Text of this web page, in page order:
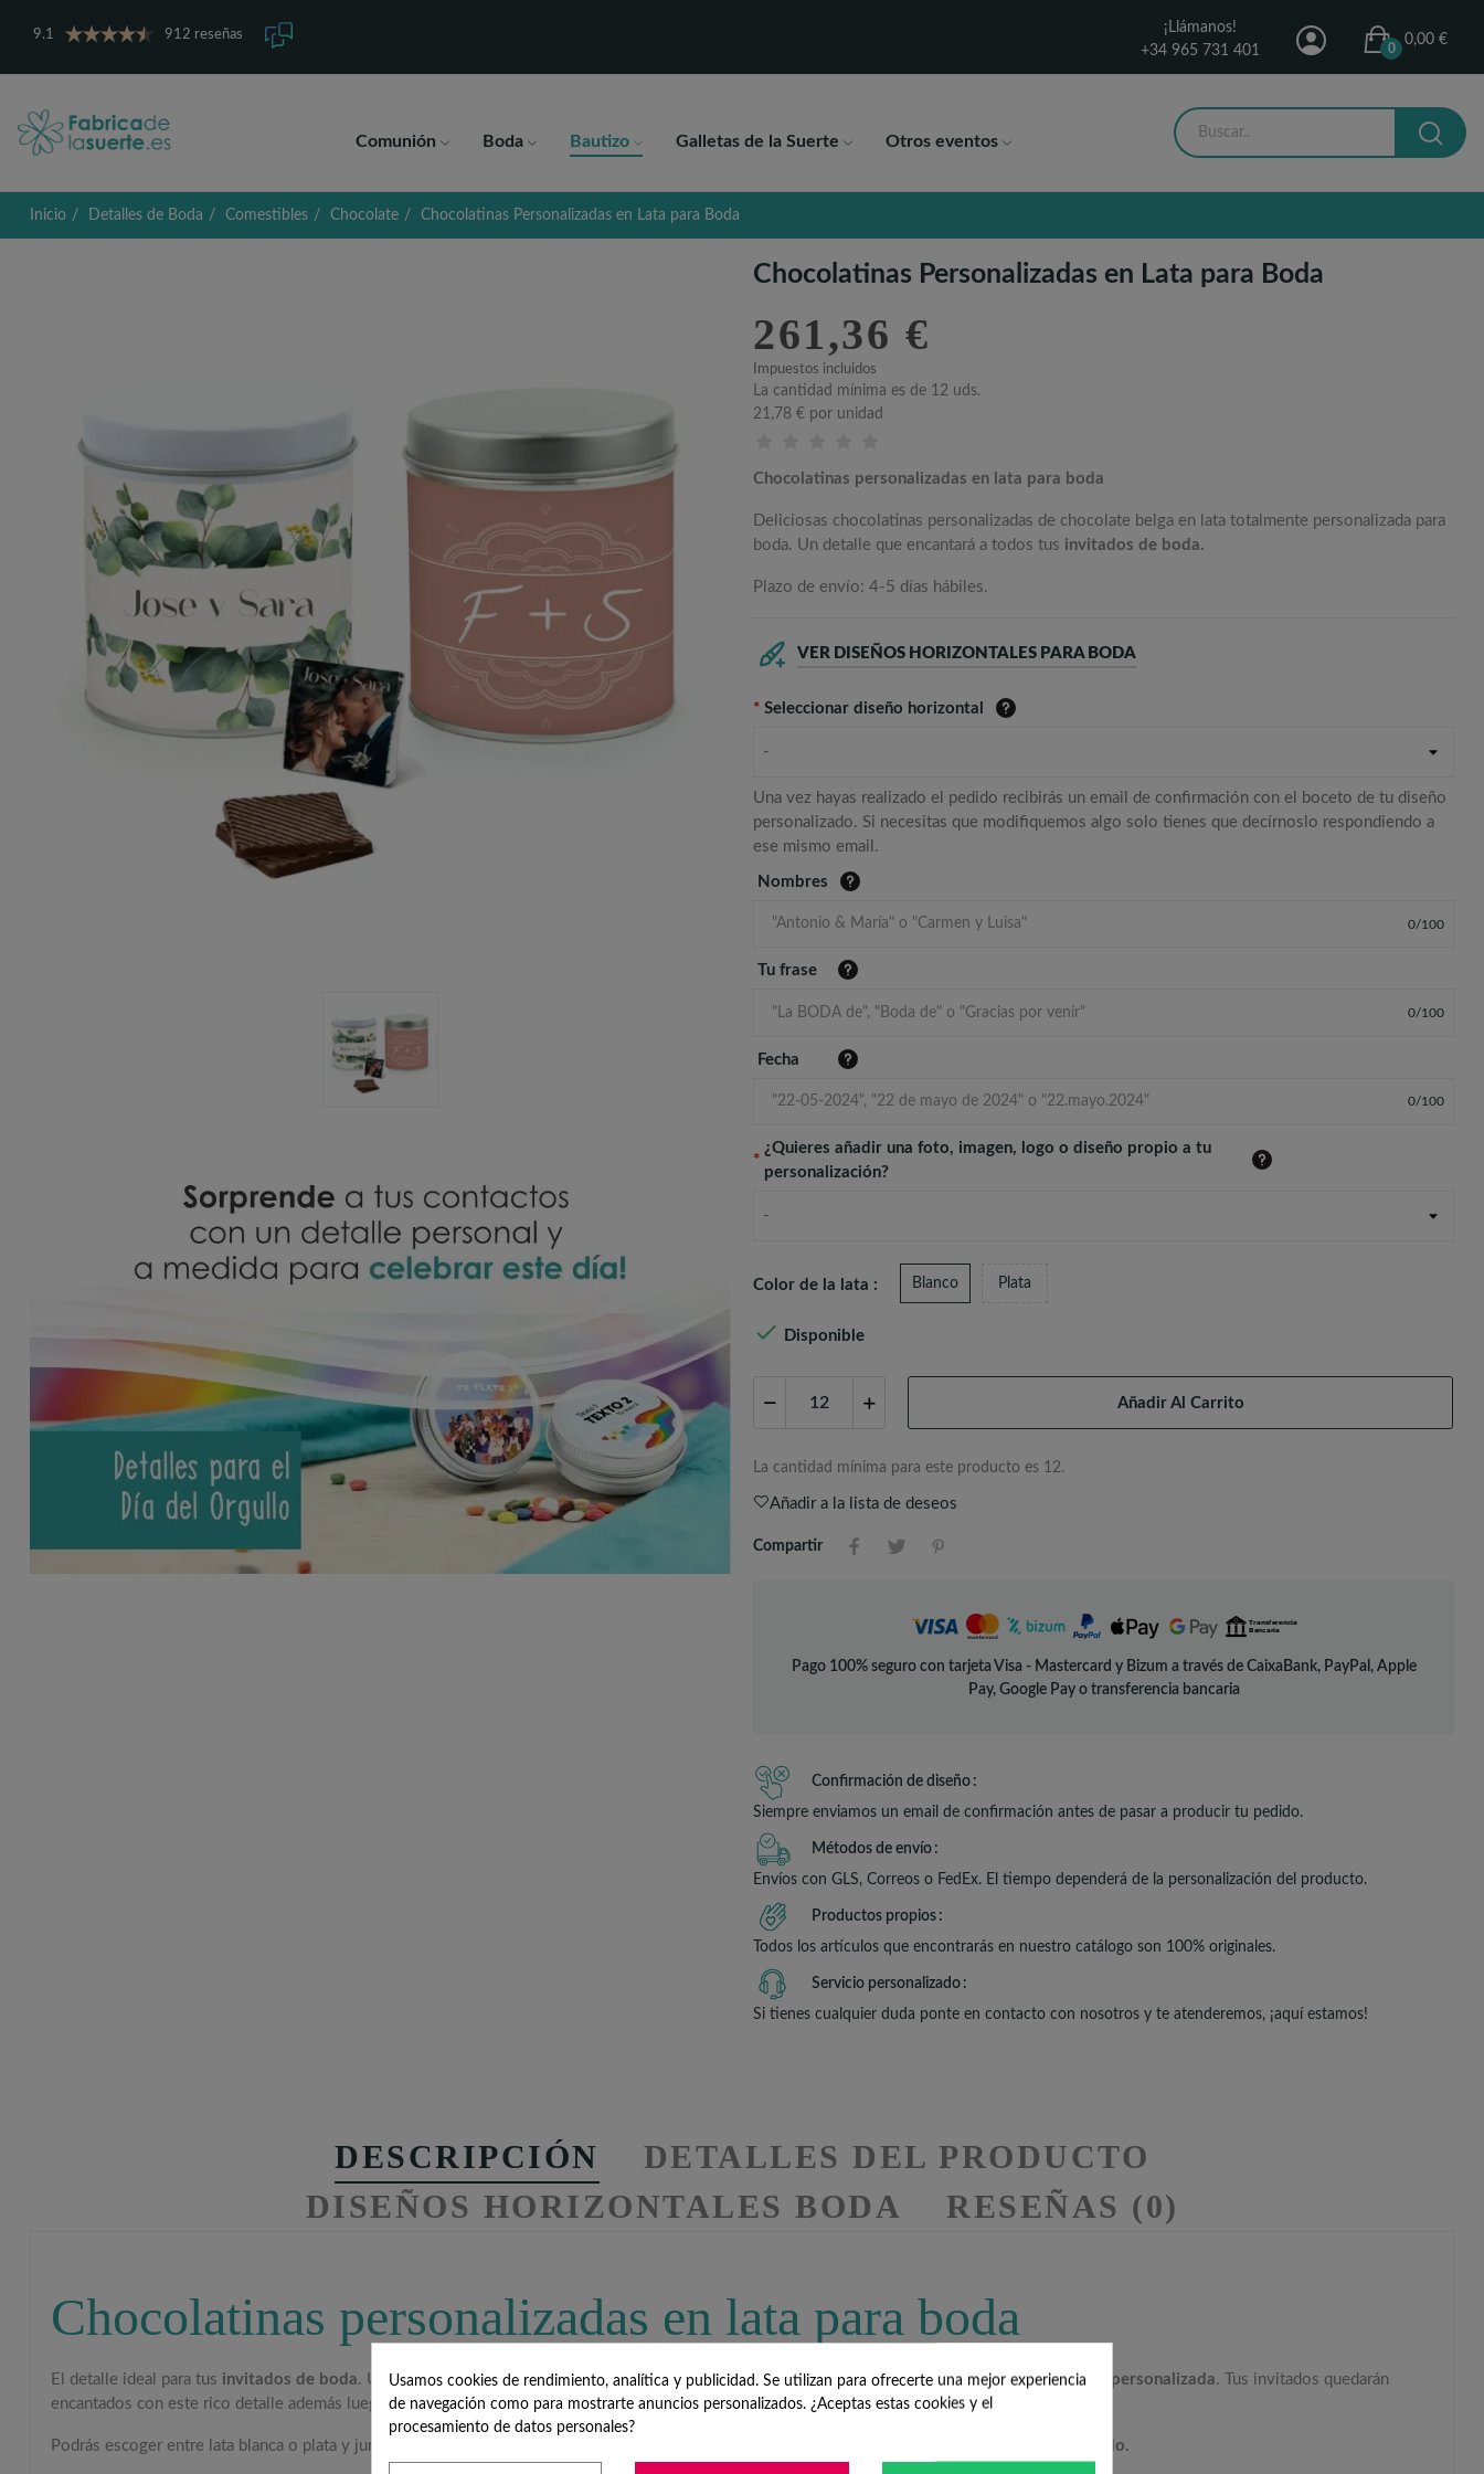
9.1 912 reseñas
¡Llámanos!
+34 965 731 401
0,00 €
0
Comunión Boda Bautizo Galletas de la Suerte Otros eventos
Inicio Detalles de Boda Comestibles Chocolate Chocolatinas Personalizadas en Lata para Boda
Chocolatinas Personalizadas en Lata para Boda
261,36 €
Impuestos incluidos
La cantidad mínima es de 12 uds.
21,78 € por unidad
Chocolatinas personalizadas en lata para boda
Deliciosas chocolatinas personalizadas de chocolate belga en lata totalmente personalizada para
boda. Un detalle que encantará a todos tus invitados de boda.
Plazo de envío: 4-5 días hábiles.
VER DISEÑOS HORIZONTALES PARA BODA
* Seleccionar diseño horizontal
-
Una vez hayas realizado el pedido recibirás un email de confirmación con el boceto de tu diseño
personalizado. Si necesitas que modifiquemos algo solo tienes que decírnoslo respondiendo a
ese mismo email.
Nombres
0/100
Tu frase
0/100
Fecha
0/100
*
¿Quieres añadir una foto, imagen, logo o diseño propio a tu
personalización?
-
Color de la lata : Blanco Plata
 Disponible
Añadir Al Carrito
La cantidad mínima para este producto es 12.
Añadir a la lista de deseos
Compartir
Pago 100% seguro con tarjeta Visa - Mastercard y Bizum a través de CaixaBank, PayPal, Apple
Pay, Google Pay o transferencia bancaria
Confirmación de diseño
Siempre enviamos un email de confirmación antes de pasar a producir tu pedido.
Métodos de envío
Envíos con GLS, Correos o FedEx. El tiempo dependerá de la personalización del producto.
Productos propios
Todos los artículos que encontrarás en nuestro catálogo son 100% originales.
Servicio personalizado
Si tienes cualquier duda ponte en contacto con nosotros y te atenderemos, ¡aquí estamos!
DESCRIPCIÓN
DETALLES DEL PRODUCTO
DISEÑOS HORIZONTALES BODA
RESEÑAS (0)
Chocolatinas personalizadas en lata para boda
El detalle ideal para tus invitados de boda. Una lata personalizada con una etiqueta a todo color rellena de delicioso chocolate belga conetiqueta personalizada. Tus invitados quedarán
encantados con este rico detalle además luego podrán disfrutan de la latita ya que es reciclable y podrán darle infinidad de usos.
Podrás escoger entre lata blanca o plata y junto a nuestros diseños tendrás el detalle perfecto para tus invitados de boda totalmente personalizado.
Usamos cookies de rendimiento, analítica y publicidad. Se utilizan para ofrecerte una mejor experiencia
de navegación como para mostrarte anuncios personalizados. ¿Aceptas estas cookies y el
procesamiento de datos personales?